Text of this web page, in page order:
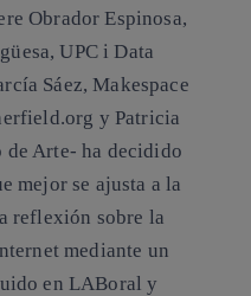
Obrador Espinosa,
UPC i Data
Sáez, Makespace
y Patricia
Arte- ha decidido
mejor se ajusta a la
reflexión sobre la
mediante un
en LABoral y